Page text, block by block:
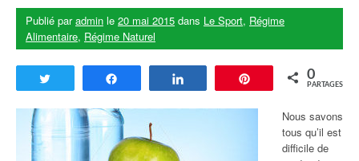
Publié paradmin le 20 mai 2015 dans Le Sport, Régime
Alimentaire, Régime Naturel
Enregistrer
0
PARTAGES
Nous savons
tous qu’il est
difficile de